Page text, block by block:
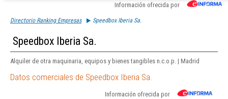
Información ofrecida por
Directorio Ranking Empresas Speedbox Iberia Sa.
Speedbox Iberia Sa.
Alquiler de otra maquinaria, equipos y bienes tangibles n.c.o.p. | Madrid
Datos comerciales de Speedbox Iberia Sa.
Información ofrecida por